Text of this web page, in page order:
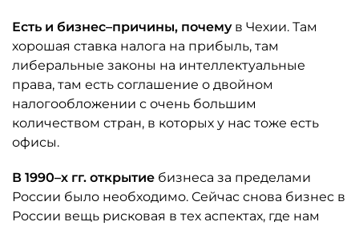
Есть и бизнес–причины, почемув Чехии. Там
хорошая ставка налога на прибыль, там
либеральные законы на интеллектуальные
права, там есть соглашение о двойном
налогообложении с очень большим
количеством стран, в которых у нас тоже есть
офисы.
В 1990–х гг. открытие бизнеса за пределами
России было необходимо. Сейчас снова бизнес в
России вещь рисковая в тех аспектах, где нам